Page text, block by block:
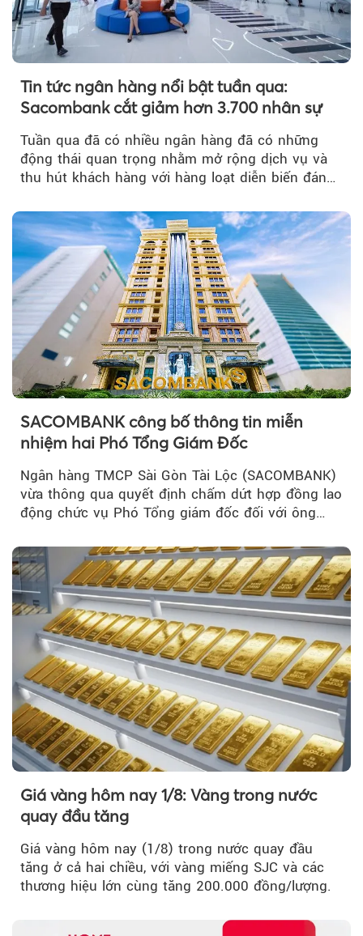
Tin tức ngân hàng nổi bật tuần qua:
Sacombank cắt giảm hơn 3.700 nhân sự
Tuần qua đã có nhiều ngân hàng đã có những
động thái quan trọng nhằm mở rộng dịch vụ và
thu hút khách hàng với hàng loạt diễn biến đáng
SACOMBANK công bố thông tin miễn
nhiệm hai Phó Tổng Giám Đốc
Ngân hàng TMCP Sài Gòn Tài Lộc (SACOMBANK)
vừa thông qua quyết định chấm dứt hợp đồng lao
động chức vụ Phó Tổng giám đốc đối với ông
Giá vàng hôm nay 1/8: Vàng trong nước
quay đầu tăng
Giá vàng hôm nay (1/8) trong nước quay đầu
tăng ở cả hai chiều, với vàng miếng SJC và các
thương hiệu lớn cùng tăng 200.000 đồng/lượng.